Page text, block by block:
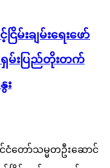
းချမ်းရေးဖော်
မ်းပြည်တိုးတက်
း
ငံတော်သမ္မတဦးဆောင်